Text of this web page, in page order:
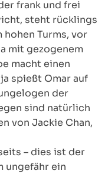
frank und frei
steht rücklings
hohen Turms, vor
mit gezogenem
macht einen
spießt Omar auf
der
sind natürlich
von Jackie Chan,
– dies ist der
ungefähr ein